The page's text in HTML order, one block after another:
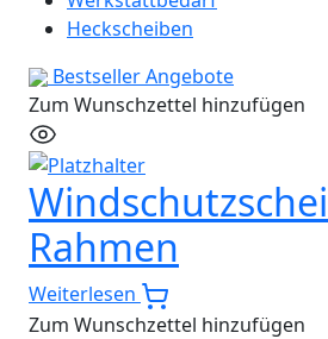
Heckscheiben
BestsellerAngebote
Zum Wunschzettel hinzufügen
Rahmen
Weiterlesen
Zum Wunschzettel hinzufügen